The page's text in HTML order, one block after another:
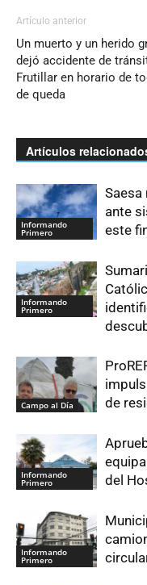
Artículo anterior
Un muerto y un herido
dejó accidente de
Frutillar en horario de
de queda
Artículos
Informando
Primero
Saesa
ante
este
Informando
Primero
Campo al Día
de
Informando
Primero
del
Informando
Primero